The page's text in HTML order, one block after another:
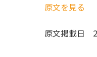
原文を見る
原文掲載日